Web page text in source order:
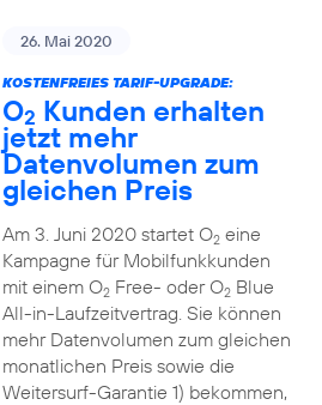
26. Mai 2020
KOSTENFREIES TARIF-UPGRADE:
O2 Kunden erhalten
jetzt mehr
Datenvolumen zum
gleichen Preis
Am 3. Juni 2020 startet O2eine
Kampagne für Mobilfunkkunden
mit einem O2Free- oder O2Blue
All-in-Laufzeitvertrag. Sie können
mehr Datenvolumen zum gleichen
monatlichen Preis sowie die
Weitersurf-Garantie 1) bekommen,